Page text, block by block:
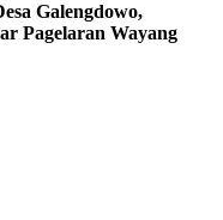
Galengdowo,
Pagelaran Wayang